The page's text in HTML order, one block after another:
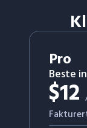
Pro
Beste
$12